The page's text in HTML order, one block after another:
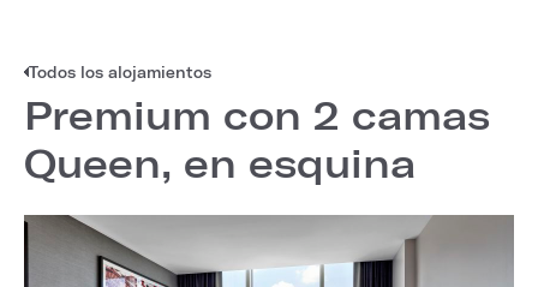
Todos los alojamientos
Premium con 2 camas
Queen, en esquina